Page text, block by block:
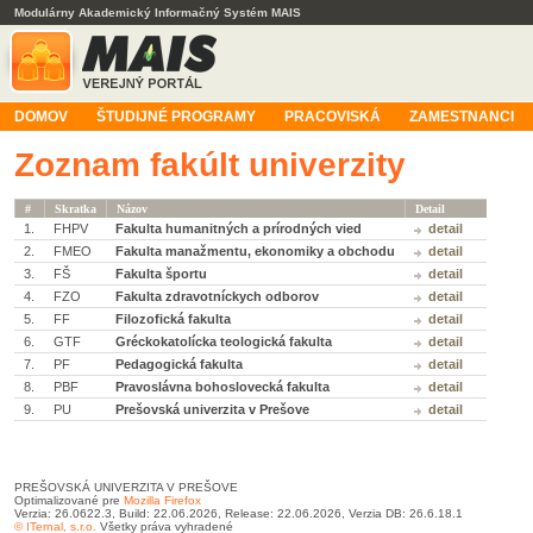
Modulárny Akademický Informačný Systém MAIS
DOMOV ŠTUDIJNÉ PROGRAMY PRACOVISKÁ ZAMESTNANCI
Zoznam fakúlt univerzity
# Skratka Názov Detail
1. FHPV Fakulta humanitných a prírodných vied
detail
2.
FMEO Fakulta manažmentu, ekonomiky a obchodu
detail
3.
FŠ Fakulta športu
detail
4.
FZO Fakulta zdravotníckych odborov
detail
5.
FF Filozofická fakulta
detail
6.
GTF Gréckokatolícka teologická fakulta
detail
7.
PF Pedagogická fakulta
detail
8.
PBF Pravoslávna bohoslovecká fakulta
detail
9.
PU Prešovská univerzita v Prešove detail
PREŠOVSKÁ UNIVERZITA V PREŠOVE
Optimalizované pre Mozilla Firefox
Verzia: 26.0622.3, Build: 22.06.2026, Release: 22.06.2026, Verzia DB: 26.6.18.1
© ITernal, s.r.o. Všetky práva vyhradené